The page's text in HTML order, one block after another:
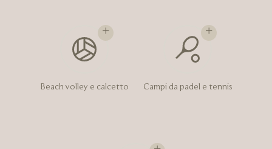
Beach volley e calcetto Campi da padel e tennis